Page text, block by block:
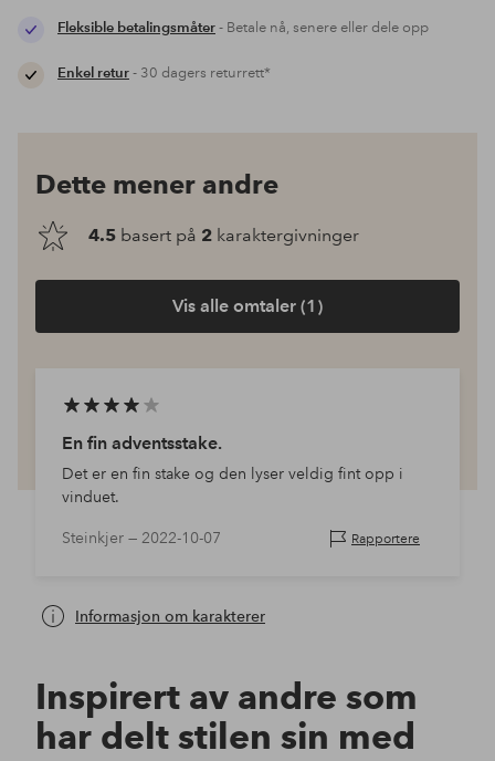
Fleksible betalingsmåter- Betale nå, senere eller dele opp
Enkel retur- 30 dagers returrett*
Dette mener andre
4.5 basert på 2 karaktergivninger
Vis alle omtaler (1)
En fin adventsstake.
Det er en fin stake og den lyser veldig fint opp i
vinduet.
Steinkjer — 2022-10-07 Rapportere
Informasjon om karakterer
Inspirert av andre som
har delt stilen sin med